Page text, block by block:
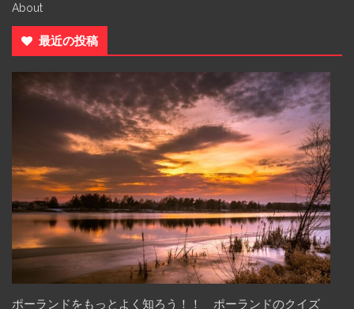
About
最近の投稿
ポーランドをもっとよく知ろう！！ ポーランドのクイズ